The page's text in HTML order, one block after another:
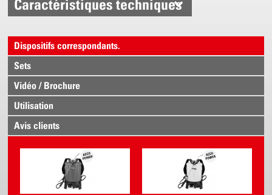
Caractéristiques techniques
Dispositifs correspondants.
Sets
Vidéo / Brochure
Utilisation
Avis clients